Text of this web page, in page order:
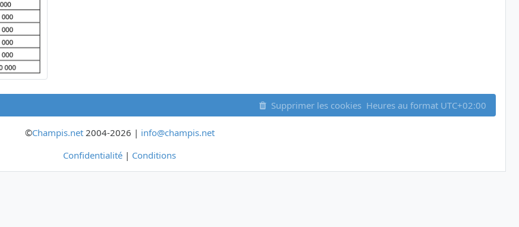
Supprimer les cookies Heures au format UTC+02:00
©Champis.net2004-2026 | info@champis.net
Confidentialité | Conditions